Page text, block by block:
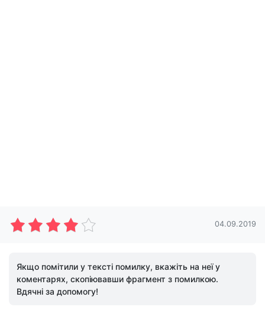
04.09.2019
Якщо помітили у тексті помилку, вкажіть на неї у
коментарях, скопіювавши фрагмент з помилкою.
Вдячні за допомогу!